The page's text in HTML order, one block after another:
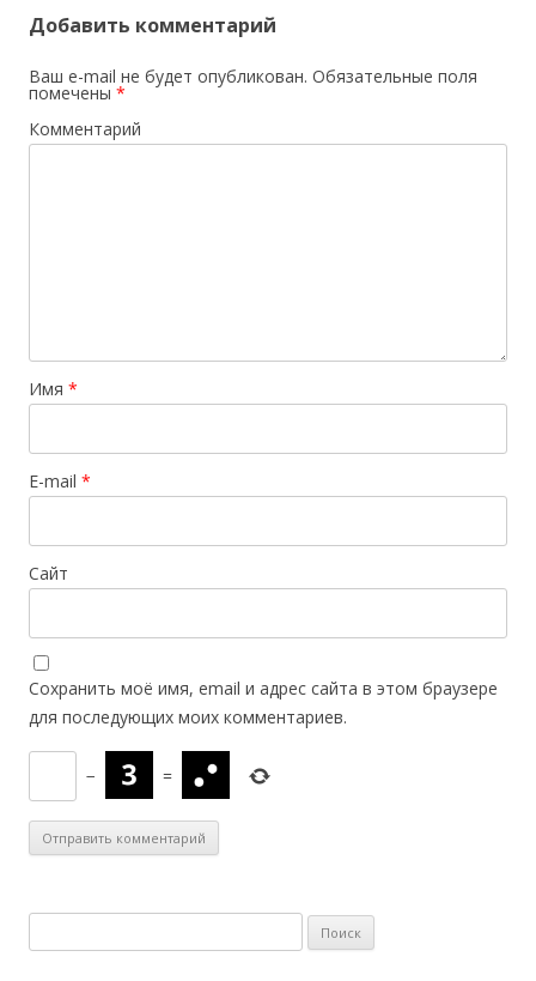
Добавить комментарий
Ваш e-mail не будет опубликован. Обязательные поля
помечены *
Комментарий
Имя *
E-mail *
Сайт
Сохранить моё имя, email и адрес сайта в этом браузере
для последующих моих комментариев.
− =
а